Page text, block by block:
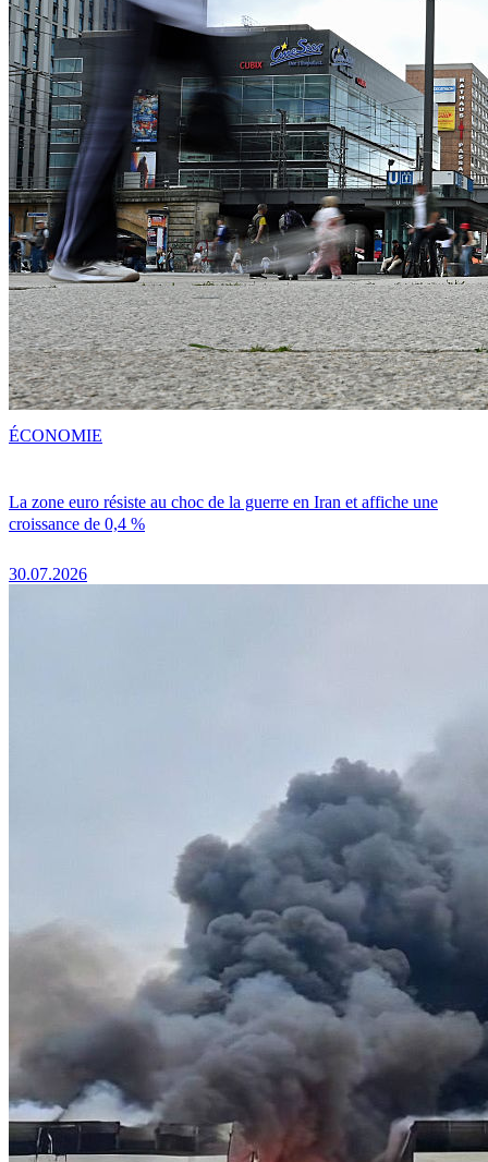
La zone euro résiste au choc de la guerre en Iran et affiche une
croissance de 0,4 %
30.07.2026
ÉCONOMIE